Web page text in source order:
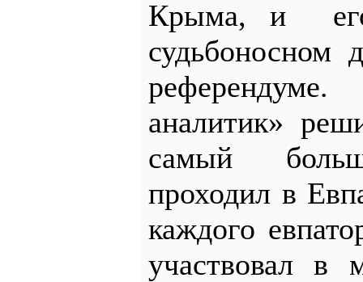
Крыма, и его
аналитик»
самый
проходил в
каждого
участвовал в